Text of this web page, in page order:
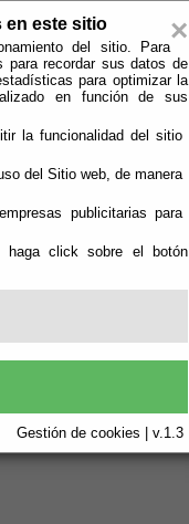
×
en este sitio
del sitio. Para
para recordar sus datos de
para optimizar la
en función de sus
la funcionalidad del sitio
del Sitio web, de manera
publicitarias para
haga click sobre el botón
Gestión de cookies | v.1.3